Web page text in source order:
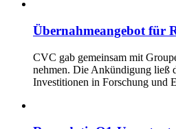
Übernahmeangebot für
CVC gab gemeinsam mit
nehmen. Die Ankündigung ließ
Investitionen in Forschung und